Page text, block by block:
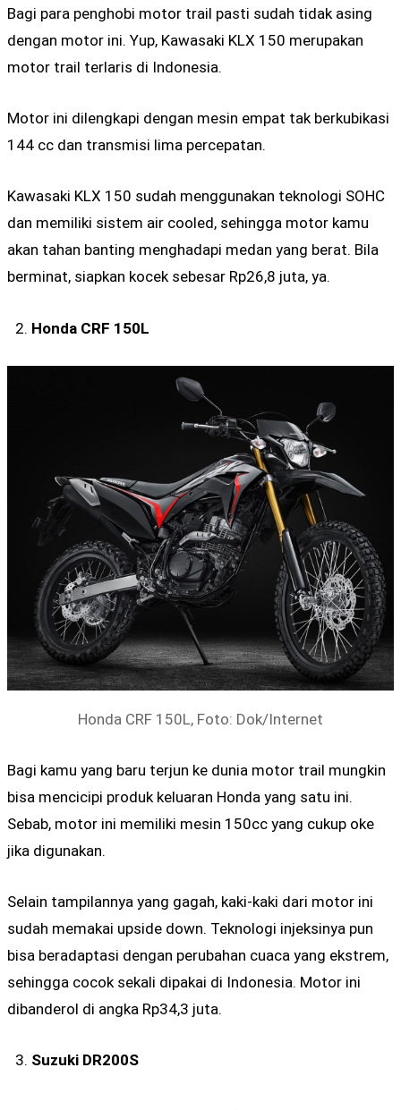
Bagi para penghobi motor trail pasti sudah tidak asing
dengan motor ini. Yup, Kawasaki KLX 150 merupakan
motor trail terlaris di Indonesia.
Motor ini dilengkapi dengan mesin empat tak berkubikasi
144 cc dan transmisi lima percepatan.
Kawasaki KLX 150 sudah menggunakan teknologi SOHC
dan memiliki sistem air cooled, sehingga motor kamu
akan tahan banting menghadapi medan yang berat. Bila
berminat, siapkan kocek sebesar Rp26,8 juta, ya.
Honda CRF 150L
Honda CRF 150L, Foto: Dok/Internet
Bagi kamu yang baru terjun ke dunia motor trail mungkin
bisa mencicipi produk keluaran Honda yang satu ini.
Sebab, motor ini memiliki mesin 150cc yang cukup oke
jika digunakan.
Selain tampilannya yang gagah, kaki-kaki dari motor ini
sudah memakai upside down. Teknologi injeksinya pun
bisa beradaptasi dengan perubahan cuaca yang ekstrem,
sehingga cocok sekali dipakai di Indonesia. Motor ini
dibanderol di angka Rp34,3 juta.
Suzuki DR200S